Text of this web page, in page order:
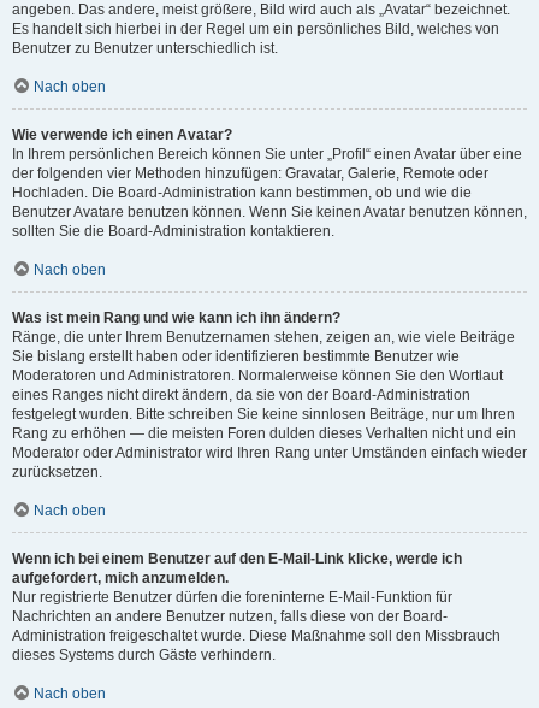
angeben. Das andere, meist größere, Bild wird auch als „Avatar“ bezeichnet.
Es handelt sich hierbei in der Regel um ein persönliches Bild, welches von
Benutzer zu Benutzer unterschiedlich ist.
Nach oben
Wie verwende ich einen Avatar?
In Ihrem persönlichen Bereich können Sie unter „Profil“ einen Avatar über eine
der folgenden vier Methoden hinzufügen: Gravatar, Galerie, Remote oder
Hochladen. Die Board-Administration kann bestimmen, ob und wie die
Benutzer Avatare benutzen können. Wenn Sie keinen Avatar benutzen können,
sollten Sie die Board-Administration kontaktieren.
Nach oben
Was ist mein Rang und wie kann ich ihn ändern?
Ränge, die unter Ihrem Benutzernamen stehen, zeigen an, wie viele Beiträge
Sie bislang erstellt haben oder identifizieren bestimmte Benutzer wie
Moderatoren und Administratoren. Normalerweise können Sie den Wortlaut
eines Ranges nicht direkt ändern, da sie von der Board-Administration
festgelegt wurden. Bitte schreiben Sie keine sinnlosen Beiträge, nur um Ihren
Rang zu erhöhen — die meisten Foren dulden dieses Verhalten nicht und ein
Moderator oder Administrator wird Ihren Rang unter Umständen einfach wieder
zurücksetzen.
Nach oben
Wenn ich bei einem Benutzer auf den E-Mail-Link klicke, werde ich
aufgefordert, mich anzumelden.
Nur registrierte Benutzer dürfen die foreninterne E-Mail-Funktion für
Nachrichten an andere Benutzer nutzen, falls diese von der Board-
Administration freigeschaltet wurde. Diese Maßnahme soll den Missbrauch
dieses Systems durch Gäste verhindern.
Nach oben